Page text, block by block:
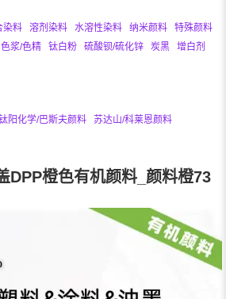
染料 溶剂染料 水溶性染料 纳米颜料
特殊颜料
色浆/色精 钛白粉 硫酸钡/硫化锌 炭黑
增白剂
阳化学/巴斯夫颜料
苏达山/科莱恩颜料
DPP橙色有机颜料_颜料橙73